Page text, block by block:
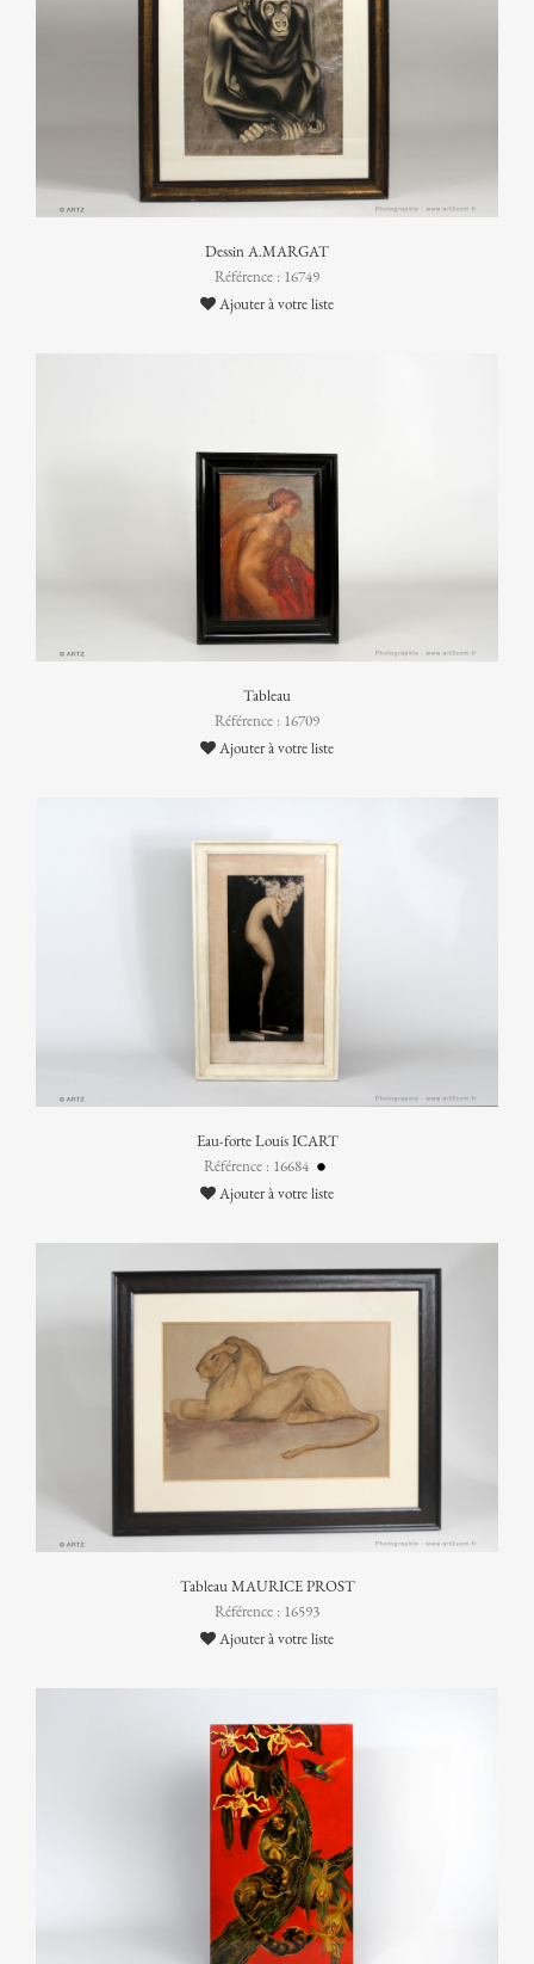
Dessin A.MARGAT
Référence : 16749
Ajouter à votre liste
Tableau
Référence : 16709
Ajouter à votre liste
Eau-forte Louis ICART
Référence : 16684
Ajouter à votre liste
Tableau MAURICE PROST
Référence : 16593
Ajouter à votre liste